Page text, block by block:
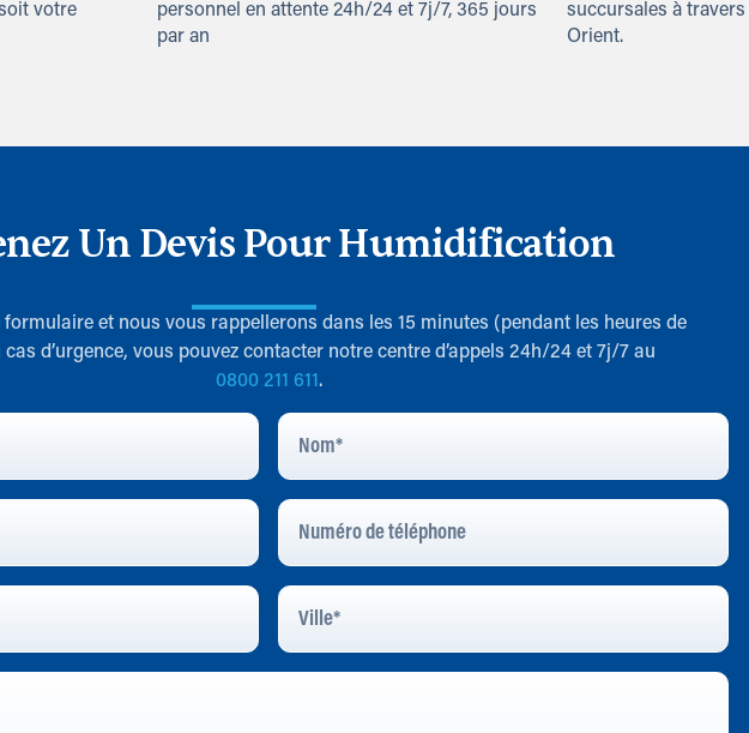
votre
personnel en attente 24h/24 et 7j/7, 365 jours
par an
succursales à travers
Orient.
Un Devis Pour Humidification
formulaire et nous vous rappellerons dans les 15 minutes (pendant les heures de
cas d’urgence, vous pouvez contacter notre centre d’appels 24h/24 et 7j/7 au
0800 211 611.
Nom
Numéro
Téléphone
Ville